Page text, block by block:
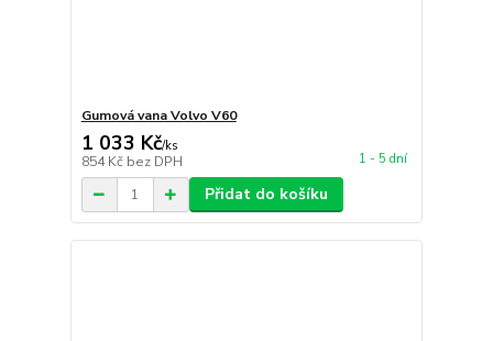
Gumová vana Volvo V60
1 033 Kč/ks
854 Kč bez DPH 1 - 5 dní
Přidat do košíku